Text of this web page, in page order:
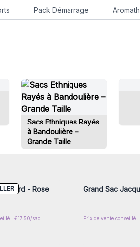
Pack Démarrage
Sacs Ethniques Rayés
à Bandoulière –
Grande Taille
- Rose
: €17.50/sac
Grand Sac
Prix de vente conseillé
ou inscrivez-
Connectez-vous